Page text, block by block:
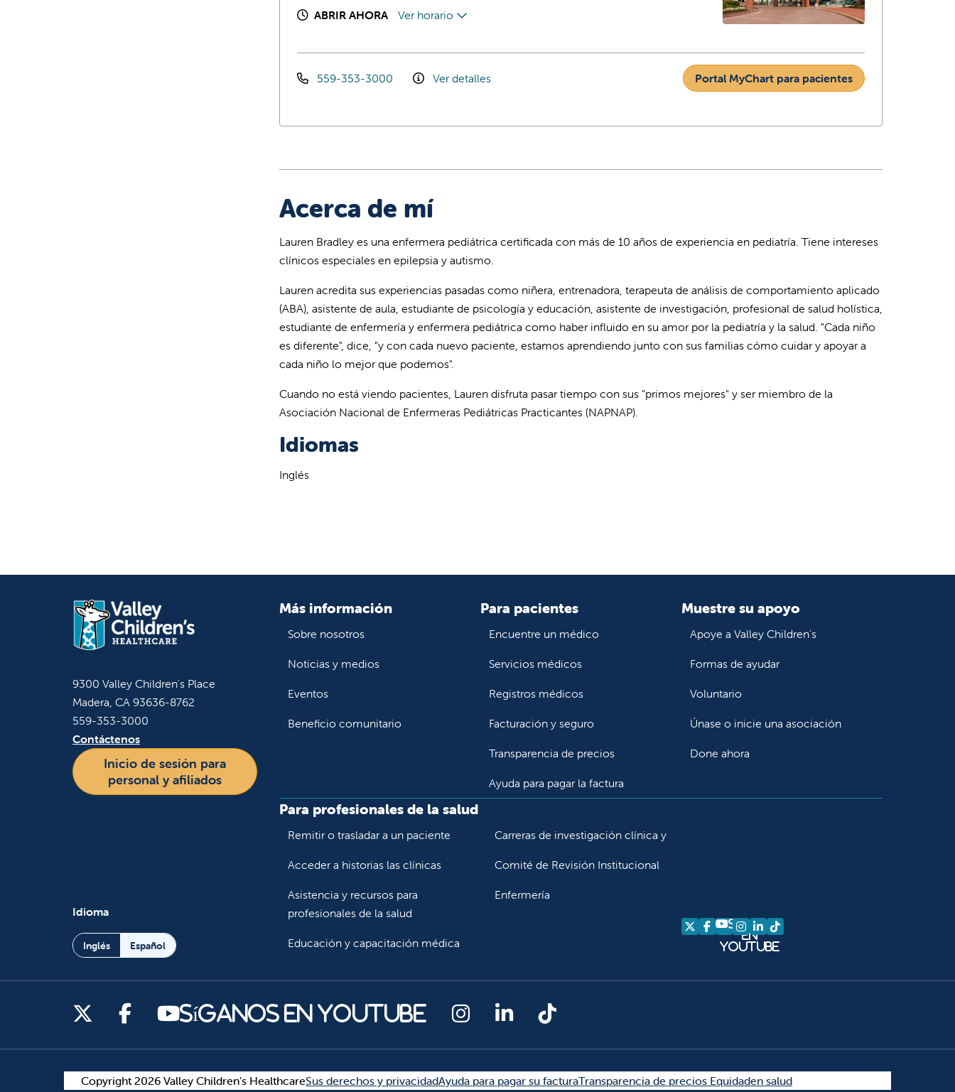
ABRIR AHORA Ver horario
559-353-3000 Ver detalles Portal MyChart para pacientes
Acerca de mí
Lauren Bradley es una enfermera pediátrica certificada con más de 10 años de experiencia en pediatría. Tiene intereses
clínicos especiales en epilepsia y autismo.
Lauren acredita sus experiencias pasadas como niñera, entrenadora, terapeuta de análisis de comportamiento aplicado
(ABA), asistente de aula, estudiante de psicología y educación, asistente de investigación, profesional de salud holística,
estudiante de enfermería y enfermera pediátrica como haber influido en su amor por la pediatría y la salud. "Cada niño
es diferente", dice, "y con cada nuevo paciente, estamos aprendiendo junto con sus familias cómo cuidar y apoyar a
cada niño lo mejor que podemos".
Cuando no está viendo pacientes, Lauren disfruta pasar tiempo con sus "primos mejores" y ser miembro de la
Asociación Nacional de Enfermeras Pediátricas Practicantes (NAPNAP).
Idiomas
Inglés
9300 Valley Children's Place
Madera, CA 93636-8762
559-353-3000
Contáctenos
Inicio de sesión para
personal y afiliados
Idioma
Inglés Español
Más información
Sobre nosotros
Noticias y medios
Eventos
Beneficio comunitario
Para pacientes
Encuentre un médico
Servicios médicos
Registros médicos
Facturación y seguro
Transparencia de precios
Ayuda para pagar la factura
Muestre su apoyo
Apoye a Valley Children's
Formas de ayudar
Voluntario
Únase o inicie una asociación
Done ahora
Para profesionales de la salud
Remitir o trasladar a un paciente
Acceder a historias las clínicas
Asistencia y recursos para
profesionales de la salud
Educación y capacitación médica
Carreras de investigación clínica y
Comité de Revisión Institucional
Enfermería
Síganos en X
Síganos en Facebook
Síganos
en
YouTube
Síganos en Instagram
Síganos en LinkedIn
Síganos en TikTok
Síganos en X
Síganos en Facebook
Síganos en YouTube Síganos en Instagram
Síganos en LinkedIn
Síganos en TikTok
Copyright 2026 Valley Children's HealthcareSus derechos y privacidadAyuda para pagar su facturaTransparencia de precios Equidaden salud